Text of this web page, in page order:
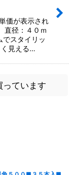
価が表示され
直径：４０ｍ
でスタイリッ
く見える…
っています